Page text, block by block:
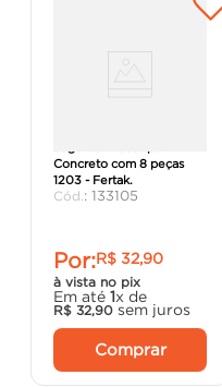
Concreto com 8 peças
1203 - Fertak.
: 133105
Por:R$ 32,90
à vista no pix
Em até 1x de
R$ 32,90 sem juros
Comprar